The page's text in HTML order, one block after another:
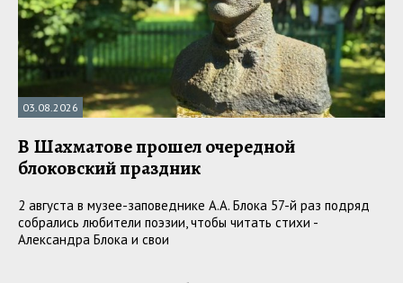
03.08.2026
В Шахматове прошел очередной
блоковский праздник
2 августа в музее-заповеднике А.А. Блока 57-й раз подряд
собрались любители поэзии, чтобы читать стихи -
Александра Блока и свои